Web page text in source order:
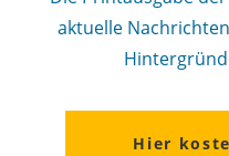
aktuelle
Hier